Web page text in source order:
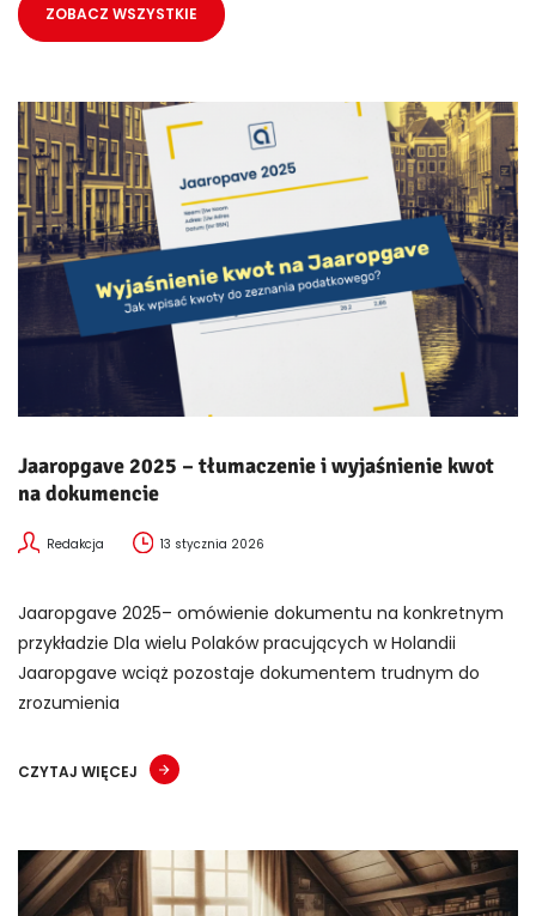
ZOBACZ WSZYSTKIE
Jaaropgave 2025 – tłumaczenie i wyjaśnienie kwot
na dokumencie
Redakcja 13 stycznia 2026
Jaaropgave 2025– omówienie dokumentu na konkretnym
przykładzie Dla wielu Polaków pracujących w Holandii
Jaaropgave wciąż pozostaje dokumentem trudnym do
zrozumienia
CZYTAJ WIĘCEJ